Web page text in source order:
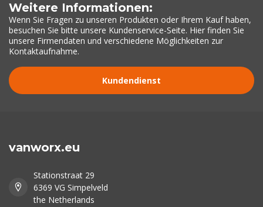
Weitere Informationen:
Wenn Sie Fragen zu unseren Produkten oder Ihrem Kauf haben,
besuchen Sie bitte unsere Kundenservice-Seite. Hier finden Sie
unsere Firmendaten und verschiedene Möglichkeiten zur
Kontaktaufnahme.
Kundendienst
vanworx.eu
Stationstraat 29
6369 VG Simpelveld
the Netherlands